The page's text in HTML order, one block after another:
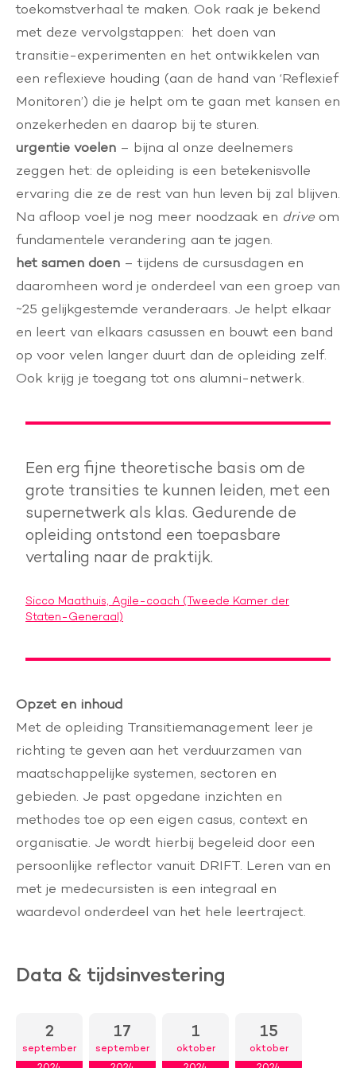
toekomstverhaal te maken. Ook raak je bekend
met deze vervolgstappen: het doen van
transitie-experimenten en het ontwikkelen van
een reflexieve houding (aan de hand van ‘Reflexief
Monitoren’) die je helpt om te gaan met kansen en
onzekerheden en daarop bij te sturen.
urgentie voelen – bijna al onze deelnemers
zeggen het: de opleiding is een betekenisvolle
ervaring die ze de rest van hun leven bij zal blijven.
Na afloop voel je nog meer noodzaak en drive om
fundamentele verandering aan te jagen.
het samen doen – tijdens de cursusdagen en
daaromheen word je onderdeel van een groep van
~25 gelijkgestemde veranderaars. Je helpt elkaar
en leert van elkaars casussen en bouwt een band
op voor velen langer duurt dan de opleiding zelf.
Ook krijg je toegang tot ons alumni-netwerk.
Een erg fijne theoretische basis om de
grote transities te kunnen leiden, met een
supernetwerk als klas. Gedurende de
opleiding ontstond een toepasbare
vertaling naar de praktijk.
Sicco Maathuis, Agile-coach (Tweede Kamer der
Staten-Generaal)
Opzet en inhoud
Met de opleiding Transitiemanagement leer je
richting te geven aan het verduurzamen van
maatschappelijke systemen, sectoren en
gebieden. Je past opgedane inzichten en
methodes toe op een eigen casus, context en
organisatie. Je wordt hierbij begeleid door een
persoonlijke reflector vanuit DRIFT. Leren van en
met je medecursisten is een integraal en
waardevol onderdeel van het hele leertraject.
Data & tijdsinvestering
2
september
17
september
1
oktober
15
oktober